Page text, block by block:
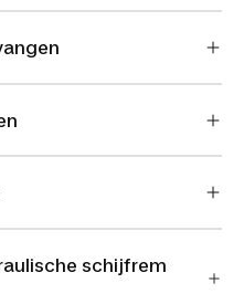
schijfrem